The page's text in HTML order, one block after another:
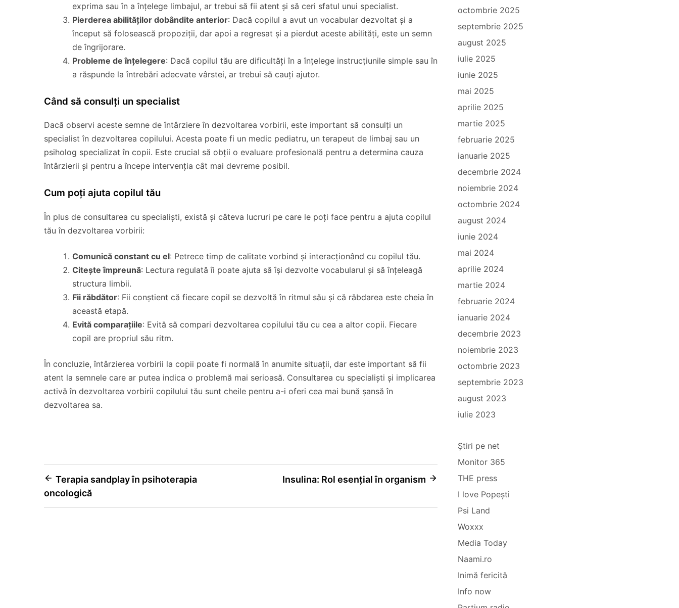
exprima sau în a înțelege limbajul, ar trebui să fii atent și să ceri sfatul unui specialist.
Pierderea abilităților dobândite anterior: Dacă copilul a avut un vocabular dezvoltat și a
început să folosească propoziții, dar apoi a regresat și a pierdut aceste abilități, este un semn
de îngrijorare.
Probleme de înțelegere: Dacă copilul tău are dificultăți în a înțelege instrucțiunile simple sau în
a răspunde la întrebări adecvate vârstei, ar trebui să cauți ajutor.
Când să consulți un specialist
Dacă observi aceste semne de întârziere în dezvoltarea vorbirii, este important să consulți un
specialist în dezvoltarea copilului. Acesta poate fi un medic pediatru, un terapeut de limbaj sau un
psiholog specializat în copii. Este crucial să obții o evaluare profesională pentru a determina cauza
întârzierii și pentru a începe intervenția cât mai devreme posibil.
Cum poți ajuta copilul tău
În plus de consultarea cu specialiști, există și câteva lucruri pe care le poți face pentru a ajuta copilul
tău în dezvoltarea vorbirii:
Comunică constant cu el: Petrece timp de calitate vorbind și interacționând cu copilul tău.
Citește împreună: Lectura regulată îi poate ajuta să își dezvolte vocabularul și să înțeleagă
structura limbii.
Fii răbdător: Fii conștient că fiecare copil se dezvoltă în ritmul său și că răbdarea este cheia în
această etapă.
Evită comparațiile: Evită să compari dezvoltarea copilului tău cu cea a altor copii. Fiecare
copil are propriul său ritm.
În concluzie, întârzierea vorbirii la copii poate fi normală în anumite situații, dar este important să fii
atent la semnele care ar putea indica o problemă mai serioasă. Consultarea cu specialiști și implicarea
activă în dezvoltarea vorbirii copilului tău sunt cheile pentru a-i oferi cea mai bună șansă în
dezvoltarea sa.
Navigare
în
Terapia sandplay în psihoterapia
oncologică
Insulina: Rol esențial în organism
octombrie 2025
septembrie 2025
august 2025
iulie 2025
iunie 2025
mai 2025
aprilie 2025
martie 2025
februarie 2025
ianuarie 2025
decembrie 2024
noiembrie 2024
octombrie 2024
august 2024
iunie 2024
mai 2024
aprilie 2024
martie 2024
februarie 2024
ianuarie 2024
decembrie 2023
noiembrie 2023
octombrie 2023
septembrie 2023
august 2023
iulie 2023
Știri pe net
Monitor 365
THE press
I love Popești
Psi Land
Woxxx
Media Today
Naami.ro
Inimă fericită
Info now